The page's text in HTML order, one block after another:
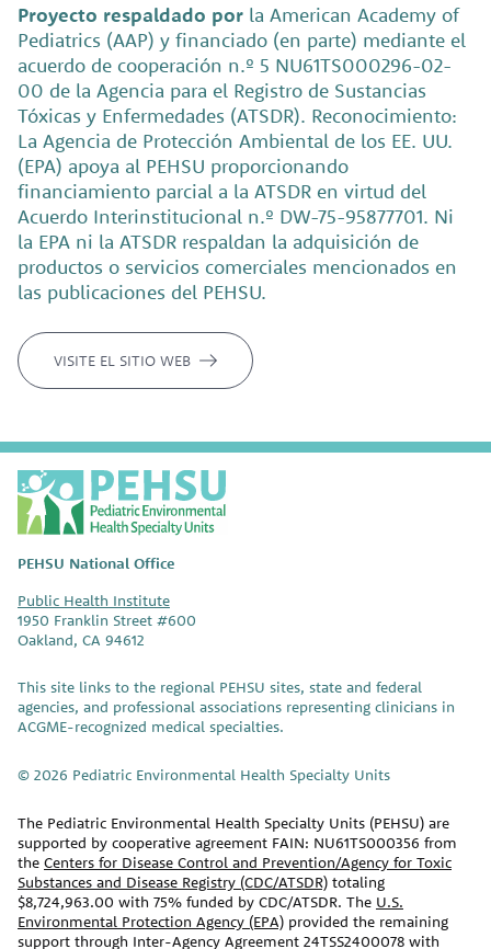
Proyecto respaldado por la American Academy of
Pediatrics (AAP) y financiado (en parte) mediante el
acuerdo de cooperación n.º 5 NU61TS000296-02-
00 de la Agencia para el Registro de Sustancias
Tóxicas y Enfermedades (ATSDR). Reconocimiento:
La Agencia de Protección Ambiental de los EE. UU.
(EPA) apoya al PEHSU proporcionando
financiamiento parcial a la ATSDR en virtud del
Acuerdo Interinstitucional n.º DW-75-95877701. Ni
la EPA ni la ATSDR respaldan la adquisición de
productos o servicios comerciales mencionados en
las publicaciones del PEHSU.
VISITE EL SITIO WEB
P
E
H
U
PEHSU National Office
Public Health Institute
1950 Franklin Street #600
Oakland, CA 94612
This site links to the regional PEHSU sites, state and federal
agencies, and professional associations representing clinicians in
ACGME-recognized medical specialties.
© 2026 Pediatric Environmental Health Specialty Units
The Pediatric Environmental Health Specialty Units (PEHSU) are
supported by cooperative agreement FAIN: NU61TS000356 from
the Centers for Disease Control and Prevention/Agency for Toxic
Substances and Disease Registry (CDC/ATSDR) totaling
$8,724,963.00 with 75% funded by CDC/ATSDR. The U.S.
Environmental Protection Agency (EPA) provided the remaining
support through Inter-Agency Agreement 24TSS2400078 with